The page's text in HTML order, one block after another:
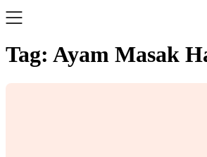
Tag: Ayam Masak